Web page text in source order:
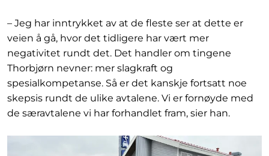
– Jeg har inntrykket av at de fleste ser at dette er
veien å gå, hvor det tidligere har vært mer
negativitet rundt det. Det handler om tingene
Thorbjørn nevner: mer slagkraft og
spesialkompetanse. Så er det kanskje fortsatt noe
skepsis rundt de ulike avtalene. Vi er fornøyde med
de særavtalene vi har forhandlet fram, sier han.